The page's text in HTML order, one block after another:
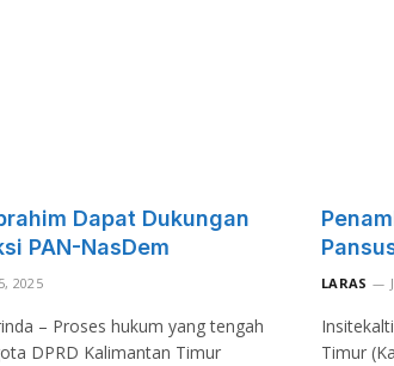
Dapat Dukungan
PAN-NasDem
2025
– Proses hukum yang tengah
DPRD Kalimantan Timur
LARAS
Timur